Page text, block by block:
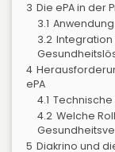
3 Die ePA in der
3.1
3.2
4
ePA
4.1
4.2 Welche
5 Diakrino und